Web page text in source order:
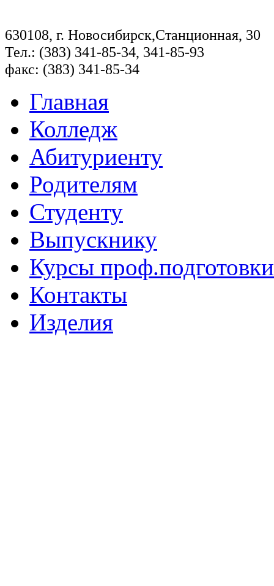
630108, г. Новосибирск,Станционная, 30
Тел.: (383) 341-85-34, 341-85-93
факс: (383) 341-85-34
Главная
Колледж
Абитуриенту
Родителям
Студенту
Выпускнику
Курсы проф.подготовки
Контакты
Изделия